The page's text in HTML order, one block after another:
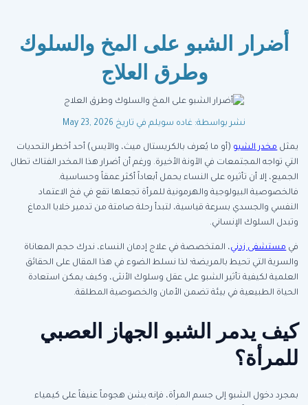
أضرار الشبو على المخ والسلوك
وطرق العلاج
نشر بواسطة: غاده سويلم في تاريخ May 23, 2026
يمثلمخدر الشبو (أو ما يُعرف بالكريستال ميث، والآيس) أحد أخطر التحديات
التي تواجه المجتمعات في الآونة الأخيرة. ورغم أن أضرار هذا المخدر الفتاك تطال
الجميع، إلا أن تأثيره على النساء يحمل أبعاداً أكثر عمقاً وحساسية.
فالخصوصية البيولوجية والهرمونية للمرأة تجعلها تقع في فخ الاعتماد
النفسي والجسدي بسرعة قياسية، لتبدأ رحلة صامتة من تدمير خلايا الدماغ
وتبدل السلوك الإنساني.
فيمستشفى زدني، المتخصصة في علاج إدمان النساء، ندرك حجم المعاناة
والسرية التي تحيط بالمريضة؛ لذا نسلط الضوء في هذا المقال على الحقائق
العلمية لكيفية تأثير الشبو على عقل وسلوك الأنثى، وكيف يمكن استعادة
الحياة الطبيعية في بيئة تضمن الأمان والخصوصية المطلقة.
كيف يدمر الشبو الجهاز العصبي
للمرأة؟
بمجرد دخول الشبو إلى جسم المرأة، فإنه يشن هجوماً عنيفاً على كيمياء